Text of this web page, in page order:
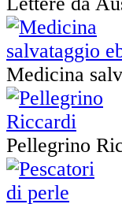
Medicina
Pellegrino